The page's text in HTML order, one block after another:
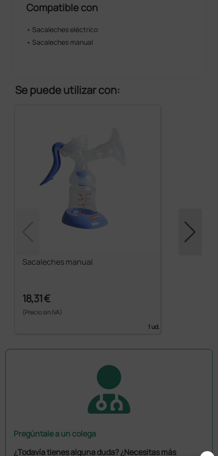
Compatible con
• Sacaleches eléctrico
• Sacaleches manual
Se puede utilizar con:
Sacaleches manual
18,31 €
(Precio sin IVA)
1 ud.
Pregúntale a un colega
¿Todavía tienes alguna duda? ¿Necesitas más